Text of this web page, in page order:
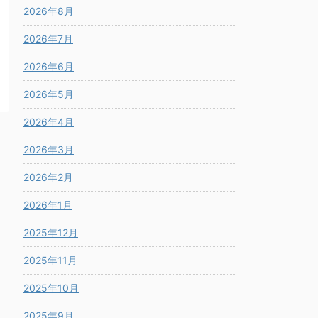
2026年8月
2026年7月
2026年6月
2026年5月
2026年4月
2026年3月
2026年2月
2026年1月
2025年12月
2025年11月
2025年10月
2025年9月